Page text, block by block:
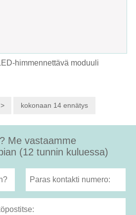
himmennettävä moduuli
> kokonaan 14 ennätys
Me vastaamme
(12 tunnin kuluessa)